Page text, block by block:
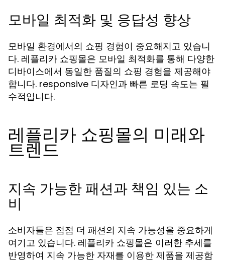
모바일 최적화 및 응답성 향상
모바일 환경에서의 쇼핑 경험이 중요해지고 있습니
다. 레플리카 쇼핑몰은 모바일 최적화를 통해 다양한
디바이스에서 동일한 품질의 쇼핑 경험을 제공해야
합니다. responsive 디자인과 빠른 로딩 속도는 필
수적입니다.
레플리카 쇼핑몰의 미래와
트렌드
지속 가능한 패션과 책임 있는 소
비
소비자들은 점점 더 패션의 지속 가능성을 중요하게
여기고 있습니다. 레플리카 쇼핑몰은 이러한 추세를
반영하여 지속 가능한 자재를 이용한 제품을 제공함